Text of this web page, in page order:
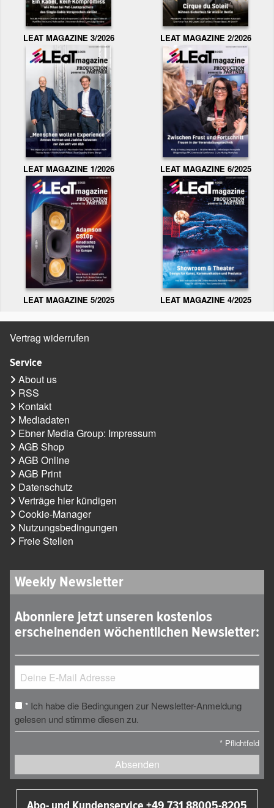
LEAT MAGAZINE 3/2026 LEAT MAGAZINE 2/2026
LEAT MAGAZINE 1/2026 LEAT MAGAZINE 6/2025
LEAT MAGAZINE 5/2025 LEAT MAGAZINE 4/2025
Vertrag widerrufen
Service
About us
RSS
Kontakt
Mediadaten
Ebner Media Group: Impressum
AGB Shop
AGB Online
AGB Print
Datenschutz
Verträge hier kündigen
Cookie-Manager
Nutzungsbedingungen
Freie Stellen
Weekly Newsletter
Abonniere jetzt unseren kostenlos
erscheinenden wöchentlichen Newsletter:
* Ich habe die Bedingungen zur Newsletter-Anmeldung
gelesen und stimme diesen zu.
* Pflichtfeld
Absenden